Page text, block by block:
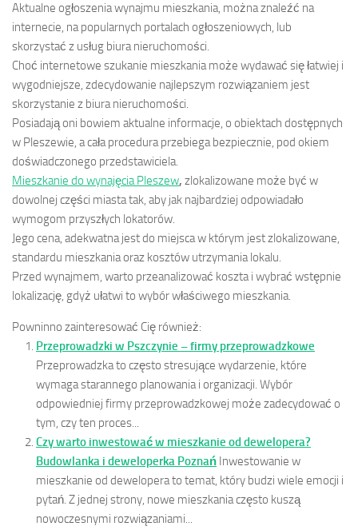
Aktualne ogłoszenia wynajmu mieszkania, można znaleźć na
internecie, na popularnych portalach ogłoszeniowych, lub
skorzystać z usług biura nieruchomości.
Choć internetowe szukanie mieszkania może wydawać się łatwiej i
wygodniejsze, zdecydowanie najlepszym rozwiązaniem jest
skorzystanie z biura nieruchomości.
Posiadają oni bowiem aktualne informacje, o obiektach dostępnych
w Pleszewie, a cała procedura przebiega bezpiecznie, pod okiem
doświadczonego przedstawiciela.
Mieszkanie do wynajęcia Pleszew, zlokalizowane może być w
dowolnej części miasta tak, aby jak najbardziej odpowiadało
wymogom przyszłych lokatorów.
Jego cena, adekwatna jest do miejsca w którym jest zlokalizowane,
standardu mieszkania oraz kosztów utrzymania lokalu.
Przed wynajmem, warto przeanalizować koszta i wybrać wstępnie
lokalizację, gdyż ułatwi to wybór właściwego mieszkania.
Powninno zainteresować Cię również:
Przeprowadzki w Pszczynie – firmy przeprowadzkowe
Przeprowadzka to często stresujące wydarzenie, które
wymaga starannego planowania i organizacji. Wybór
odpowiedniej firmy przeprowadzkowej może zadecydować o
tym, czy ten proces...
Czy warto inwestować w mieszkanie od dewelopera?
Budowlanka i deweloperka Poznań Inwestowanie w
mieszkanie od dewelopera to temat, który budzi wiele emocji i
pytań. Z jednej strony, nowe mieszkania często kuszą
nowoczesnymi rozwiązaniami...